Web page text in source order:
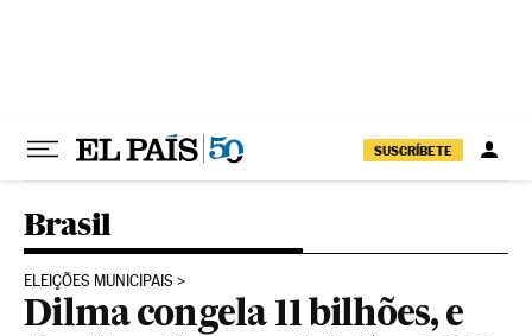
SUSCRÍBETE
Brasil
ELEIÇÕES MUNICIPAIS
Dilma congela 11 bilhões, e